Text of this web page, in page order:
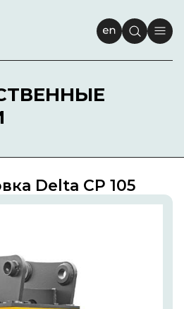
Delta CP 105